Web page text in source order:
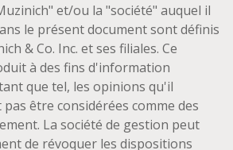
et/ou la "société" auquel il
le présent document sont définis
& Co. Inc. et ses filiales. Ce
à des fins d'information
que tel, les opinions qu'il
être considérées comme des
La société de gestion peut
de révoquer les dispositions